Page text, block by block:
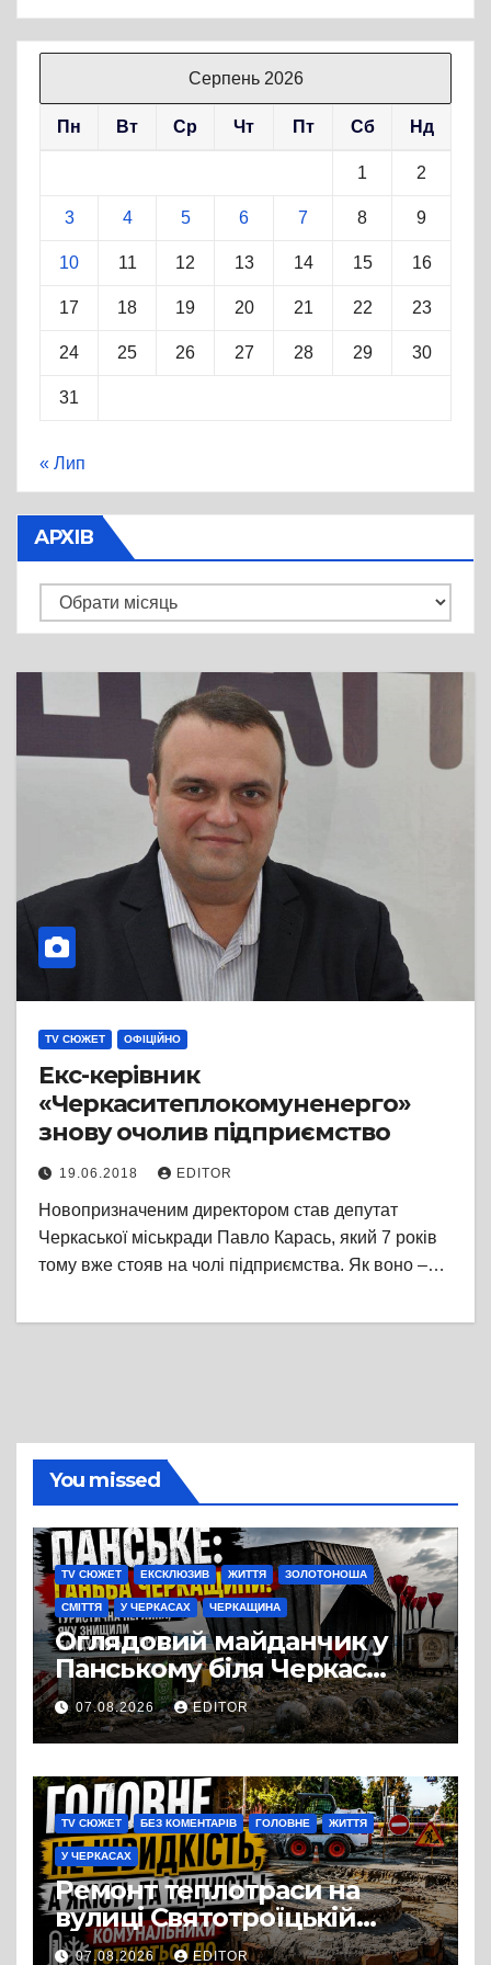
Серпень 2026
Пн Вт Ср Чт Пт Сб Нд
1 2
3 4 5 6 7 8 9
10 11 12 13 14 15 16
17 18 19 20 21 22 23
24 25 26 27 28 29 30
31
« Лип
АРХІВ
Архів
TV СЮЖЕТ ОФІЦІЙНО
Екс-керівник
«Черкаситеплокомуненерго»
знову очолив підприємство
19.06.2018 EDITOR
Новопризначеним директором став депутат
Черкаської міськради Павло Карась, який 7 років
тому вже стояв на чолі підприємства. Як воно –…
You missed
TV СЮЖЕТ ЕКСКЛЮЗИВ ЖИТТЯ ЗОЛОТОНОША
СМІТТЯ У ЧЕРКАСАХ ЧЕРКАЩИНА
Оглядовий майданчик у
Панському біля Черкас
перетворився на занедбане
сміттєзвалище
07.08.2026 EDITOR
TV СЮЖЕТ БЕЗ КОМЕНТАРІВ ГОЛОВНЕ ЖИТТЯ
У ЧЕРКАСАХ
Ремонт теплотраси на
вулиці Святотроїцькій
затягнувся порівняно із
07.08.2026 EDITOR